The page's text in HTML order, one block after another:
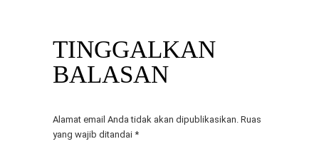
TINGGALKAN
BALASAN
Alamat email Anda tidak akan dipublikasikan. Ruas
yang wajib ditandai*